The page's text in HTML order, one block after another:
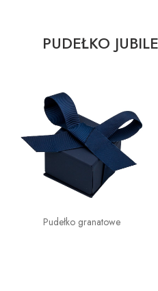
PUDEŁKO
Pudełko granatowe